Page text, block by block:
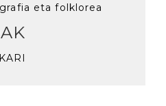
eta folklorea